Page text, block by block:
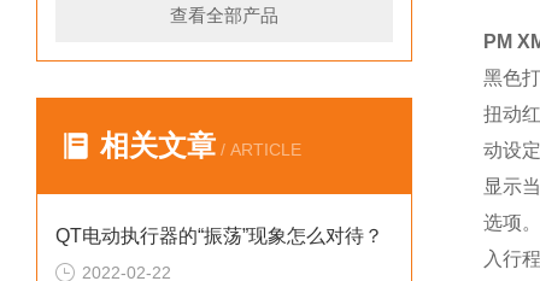
查看全部产品
相关文章 / ARTICLE
QT电动执行器的“振荡”现象怎么对待？
2022-02-22
PM
黑色
扭动
动设
显示
选项
入行